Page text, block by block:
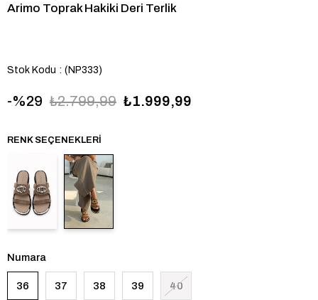
Arimo Toprak Hakiki Deri Terlik
Stok Kodu (NP333)
29 ₺2.799,99 ₺1.999,99
RENK SEÇENEKLERI
Numara
36 37 38 39 40